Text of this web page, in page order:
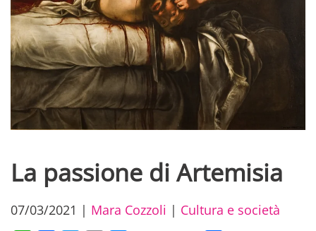
La passione di Artemisia
07/03/2021 | Mara Cozzoli | Cultura e società